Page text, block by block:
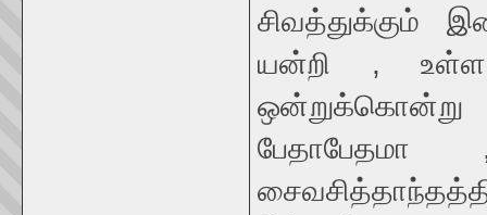
சிவத்துக்கும்
யன்றி ,
ஒன்றுக்கொன்று